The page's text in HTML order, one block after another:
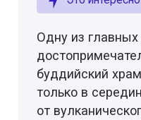
Одну из главных
буддийский
только в
от